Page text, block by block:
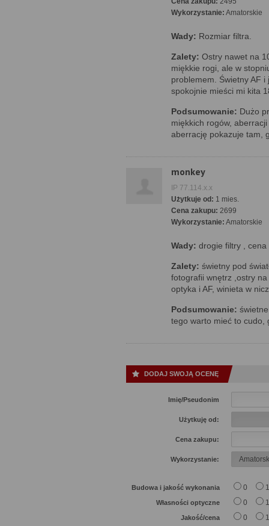
Wykorzystanie: Amatorskie
Wady: Rozmiar filtra.
Zalety: Ostry nawet na
miękkie rogi, ale w
problemem. Świetny AF
spokojnie mieści mi kita
Podsumowanie: Dużo
miękkich rogów,
aberrację pokazuje tam,
monkey
IP 77.114.x.x
Użytkuje od: 1 mies.
Cena zakupu: 2699
Wykorzystanie: Amatorskie
Wady: drogie filtry , cena
Zalety: świetny pod
fotografii wnętrz ,ostry
optyka i AF, winieta w
Podsumowanie:
tego warto mieć to cudo,
DODAJ SWOJĄ OCENĘ
Imię/Pseudonim
Użytkuję od:
Cena zakupu:
Wykorzystanie:
Budowa i jakość wykonania 0 1
Własności optyczne 0 1
Jakość/cena 0 1